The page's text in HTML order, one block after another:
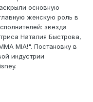
основную
женскую роль в
звезда
Наталия Быстрова,
MIA!". Постановку в
индустрии